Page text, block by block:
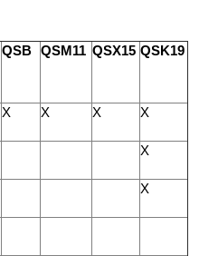
QSB QSM11 QSX15 QSK19
X X X X
X
X